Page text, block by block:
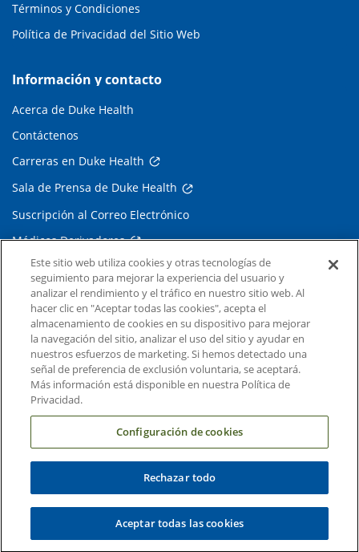
Términos y Condiciones
Política de Privacidad del Sitio Web
Información y contacto
Acerca de Duke Health
Contáctenos
Carreras en Duke Health
Sala de Prensa de Duke Health
Suscripción al Correo Electrónico
Médicos Derivadores
Enlaces relacionados
Duke Cancer Institute
Duke Children's
Duke School of Medicine
Duke School of Nursing
Duke University
Términos y condiciones
Este sitio web utiliza cookies y otras tecnologías de
seguimiento para mejorar la experiencia del usuario y
analizar el rendimiento y el tráfico en nuestro sitio web. Al
hacer clic en "Aceptar todas las cookies", acepta el
almacenamiento de cookies en su dispositivo para mejorar
la navegación del sitio, analizar el uso del sitio y ayudar en
nuestros esfuerzos de marketing. Si hemos detectado una
señal de preferencia de exclusión voluntaria, se aceptará.
Más información está disponible en nuestra Política de
Privacidad.
Configuración de cookies
Rechazar todo
Aceptar todas las cookies